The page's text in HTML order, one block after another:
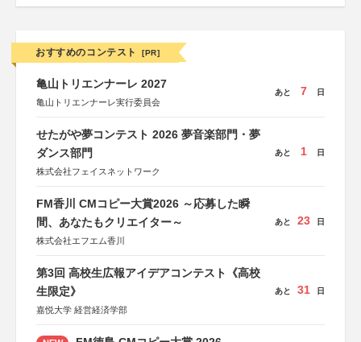
おすすめのコンテスト [PR]
亀山トリエンナーレ 2027
亀山トリエンナーレ実行委員会
あと 7 日
せたがや夢コンテスト 2026 夢音楽部門・夢
ダンス部門
株式会社フェイスネットワーク
あと 1 日
FM香川 CMコピー大賞2026 ～応募した瞬
間、あなたもクリエイター～
株式会社エフエム香川
あと 23 日
第3回 高校生広報アイデアコンテスト《高校
生限定》
嘉悦大学 経営経済学部
あと 31 日